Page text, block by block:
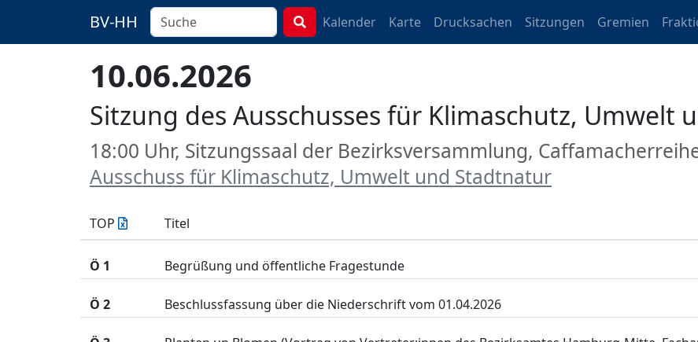
BV-HH Kalender Karte Drucksachen Sitzungen Gremien
10.06.2026
Sitzung des Ausschusses für Klimaschutz, Umwelt
18:00 Uhr, Sitzungssaal der Bezirksversammlung,
Ausschuss für Klimaschutz, Umwelt und Stadtnatur
TOP Titel
Ö 1 Begrüßung und öffentliche Fragestunde
Ö 2 Beschlussfassung über die Niederschrift vom 01.04.2026